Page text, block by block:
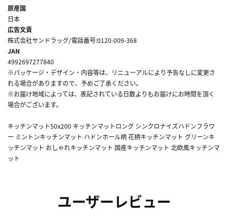
原産国
日本
広告文責
株式会社サンドラッグ/電話番号:0120-009-368
JAN
4992697277840
※パッケージ・デザイン・内容等は、リニューアルにより予告なしに変更さ
れる場合がありますので、予めご了承ください。
※お届け地域によっては、表記されている日数よりもお届けにお時間を頂く
場合がございます。
キッチンマット50x200 キッチンマットロング シンクロナイズハドンフラワ
ー ミントンキッチンマット ハドンホール柄 花柄キッチンマット グリーンキ
ッチンマット おしゃれキッチンマット 国産キッチンマット 北欧風キッチンマ
ット
ユーザーレビュー